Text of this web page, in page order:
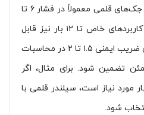
A سطح مؤثر پیستون است. جک‌های قلمی معمولاً در فشار ۶ تا
۱۰ بار عمل می‌کنند، اما برای کاربردهای خاص تا ۱۲ بار نیز قابل
استفاده هستند. در نظر گیری ضریب ایمنی ۱.۵ تا ۲ در محاسبات
تضمین شود. برای مثال، اگر
۵۰ نیوتن در فشار ۶ بار مورد نیاز است، سیلندر قلمی با